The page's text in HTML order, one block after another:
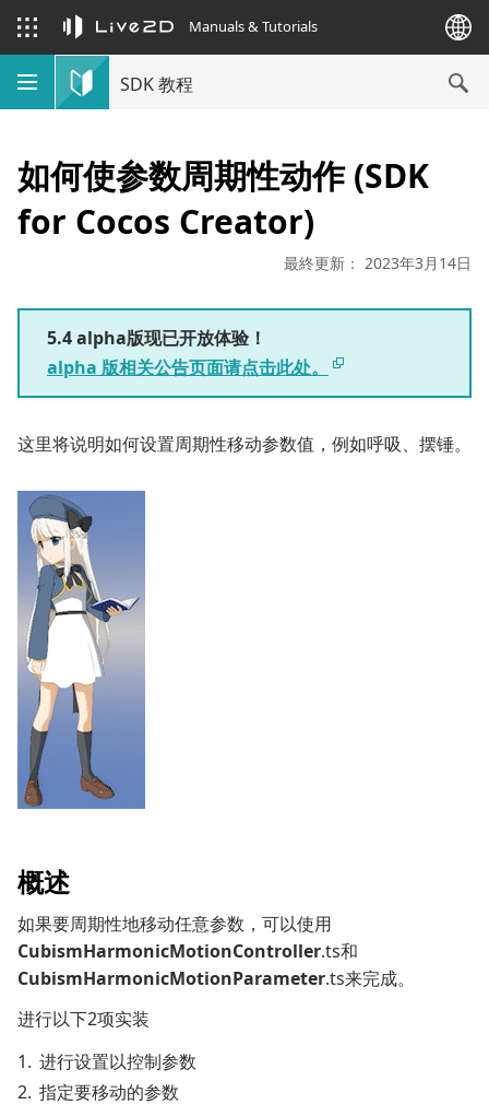
Manuals & Tutorials
SDK 教程
如何使参数周期性动作 (SDK
for Cocos Creator)
最終更新： 2023年3月14日
5.4 alpha版现已开放体验！
alpha 版相关公告页面请点击此处。
这里将说明如何设置周期性移动参数值，例如呼吸、摆锤。
概述
如果要周期性地移动任意参数，可以使用
CubismHarmonicMotionController.ts和
CubismHarmonicMotionParameter.ts来完成。
进行以下2项实装
进行设置以控制参数
指定要移动的参数